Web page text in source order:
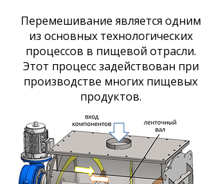
Перемешивание является одним
из основных технологических
процессов в пищевой отрасли.
Этот процесс задействован при
производстве многих пищевых
продуктов.